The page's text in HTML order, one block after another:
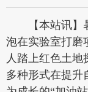
【本站讯
泡在实验室打磨
人踏上红色土
多种形式在提升